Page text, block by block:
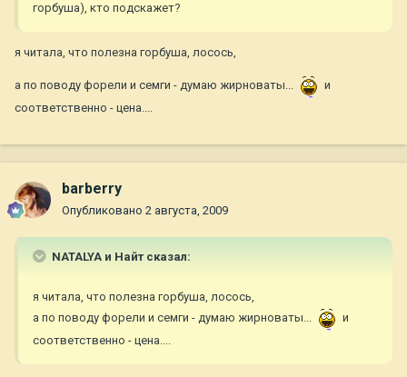
горбуша), кто подскажет?
я читала, что полезна горбуша, лосось,
а по поводу форели и семги - думаю жирноваты...
и
соответственно - цена....
barberry
Опубликовано 2 августа, 2009
NATALYA и Найт сказал:
я читала, что полезна горбуша, лосось,
а по поводу форели и семги - думаю жирноваты...
и
соответственно - цена....